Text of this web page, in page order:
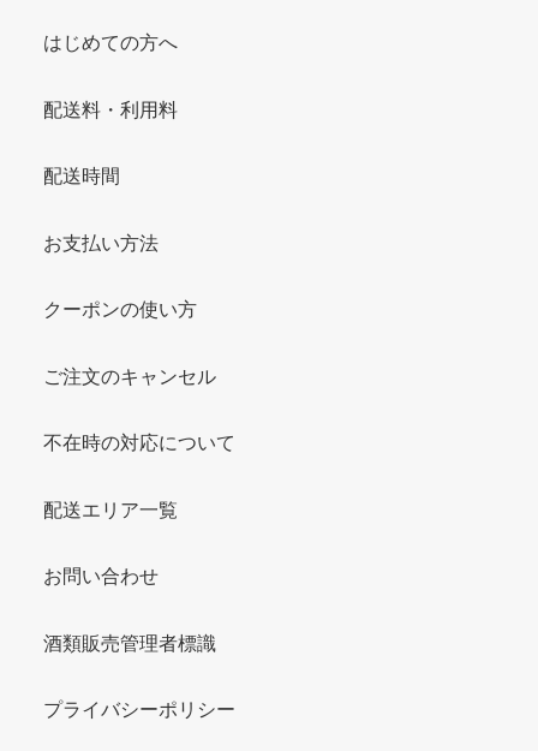
はじめての方へ
配送料・利用料
配送時間
お支払い方法
クーポンの使い方
ご注文のキャンセル
不在時の対応について
配送エリア一覧
お問い合わせ
酒類販売管理者標識
プライバシーポリシー